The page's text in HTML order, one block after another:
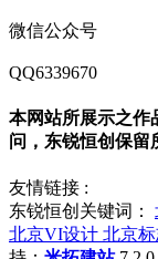
微信公众号
QQ6339670
本网站所展示之作
问，东锐恒创保留
友情链接 :
东锐恒创关键词：
北京VI设计 北京